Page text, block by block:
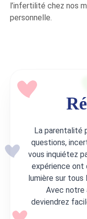
l’infertilité chez nos
personnelle.
La parentalité
questions,
vous inquiétez
expérience ont
lumière sur
Avec notre
deviendrez